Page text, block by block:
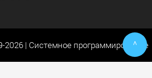
2026 | Системное программирование
^